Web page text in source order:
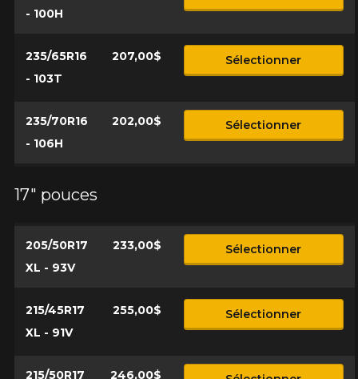
- 100H
235/65R16
- 103T
207,00$ Sélectionner
235/70R16
- 106H
202,00$ Sélectionner
17" pouces
205/50R17
XL - 93V
233,00$ Sélectionner
215/45R17
XL - 91V
255,00$ Sélectionner
215/50R17
246,00$